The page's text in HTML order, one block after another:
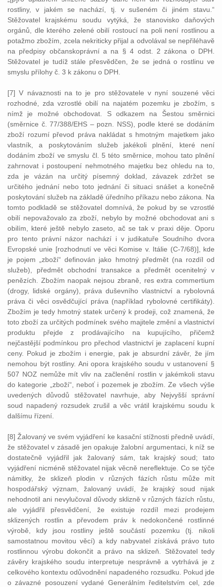
rostliny, v jakém se nachází, tj. v sušeném či jiném stavu.“
Stěžovatel krajskému soudu vytýká, že stanovisko daňových
orgánů, dle kterého zelené obilí rostoucí na poli není rostlinou a
potažmo zbožím, zcela nekriticky přijal a odvolával se nepřiléhavě
na předpisy občanskoprávní a na § 4 odst. 2 zákona o DPH.
Stěžovatel je tudíž stále přesvědčen, že se jedná o rostlinu ve
smyslu přílohy č. 3 k zákonu o DPH.
[7] V návaznosti na to je pro stěžovatele v nyní souzené věci
rozhodné, zda vzrostlé obilí na najatém pozemku je zbožím, s
nímž je možné obchodovat. S odkazem na Šestou směrnici
(směrnice č. 77/388/EHS – pozn. NSS), podle které se dodáním
zboží rozumí převod práva nakládat s hmotným majetkem jako
vlastník, a poskytováním služeb jakékoli plnění, které není
dodáním zboží ve smyslu čl. 5 této směrnice, mohou tato plnění
zahrnovat i postoupení nehmotného majetku bez ohledu na to,
zda je vázán na určitý písemný doklad, závazek zdržet se
určitého jednání nebo toto jednání či situaci snášet a konečně
poskytování služeb na základě úředního příkazu nebo zákona. Na
tomto podkladě se stěžovatel domnívá, že pokud by se vzrostlé
obilí nepovažovalo za zboží, nebylo by možné obchodovat ani s
obilím, které ještě nebylo zaseto, ač se tak v praxi děje. Oporu
pro tento právní názor nachází i v judikatuře Soudního dvora
Evropské unie [rozhodnutí ve věci Komise v. Itálie (C-7/68)], kde
je pojem „zboží“ definován jako hmotný předmět (na rozdíl od
služeb), předmět obchodní transakce a předmět ocenitelný v
penězích. Zbožím naopak nejsou zbraně, res extra commertium
(drogy, lidské orgány), práva duševního vlastnictví a rybolovná
práva či věci osvědčující práva (například rybolovné certifikáty).
Zbožím je tedy hmotný statek určený k prodeji, což znamená, že
toto zboží za určitých podmínek svého majitele změní a vlastnictví
produktu přejde z prodávajícího na kupujícího, přičemž
nejčastější podmínkou pro přechod vlastnictví je zaplacení kupní
ceny. Pokud je zbožím i energie, pak je absurdní závěr, že jím
nemohou být rostliny. Ani opora krajského soudu v ustanovení §
507 NOZ nemůže mít vliv na začlenění rostlin v jakémkoli stavu
do kategorie „zboží“, neboť i pozemek je zbožím. Ze všech výše
uvedených důvodů stěžovatel navrhuje, aby Nejvyšší správní
soud napadený rozsudek zrušil a věc vrátil krajskému soudu k
dalšímu řízení.
[8] Žalovaný ve svém vyjádření ke kasační stížnosti předně uvádí,
že stěžovatel v zásadě jen opakuje žalobní argumentaci, k níž se
dostatečně vyjádřil jak žalovaný sám, tak krajský soud; tato
vyjádření nicméně stěžovatel nijak věcně nereflektuje. Co se týče
námitky, že sklizeň plodin v různých fázích růstu může mít
hospodářský význam, žalovaný uvádí, že krajský soud nijak
nehodnotil ani nevylučoval důvody sklizně v různých fázích růstu,
ale vyjádřil přesvědčení, že existuje rozdíl mezi prodejem
sklizených rostlin a převodem práv k nedokončené rostlinné
výrobě, kdy jsou rostliny ještě součástí pozemku (tj. nikoli
samostatnou movitou věcí) a kdy nabyvatel získává právo tuto
rostlinnou výrobu dokončit a právo na sklizeň. Stěžovatel tedy
závěry krajského soudu interpretuje nesprávně a vytrhává je z
celkového kontextu odůvodnění napadeného rozsudku. Pokud jde
o závazné posouzení vydané Generálním ředitelstvím cel, zde